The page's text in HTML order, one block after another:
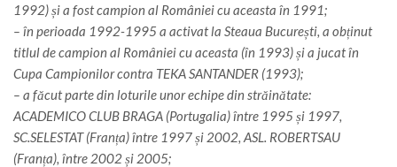
1992) și a fost campion al României cu aceasta în 1991;
– în perioada 1992-1995 a activat la Steaua București, a obținut
titlul de campion al României cu aceasta (în 1993) și a jucat în
Cupa Campionilor contra TEKA SANTANDER (1993);
– a făcut parte din loturile unor echipe din străinătate:
ACADEMICO CLUB BRAGA (Portugalia) între 1995 și 1997,
SC.SELESTAT (Franța) între 1997 și 2002, ASL. ROBERTSAU
(Franța), între 2002 și 2005;